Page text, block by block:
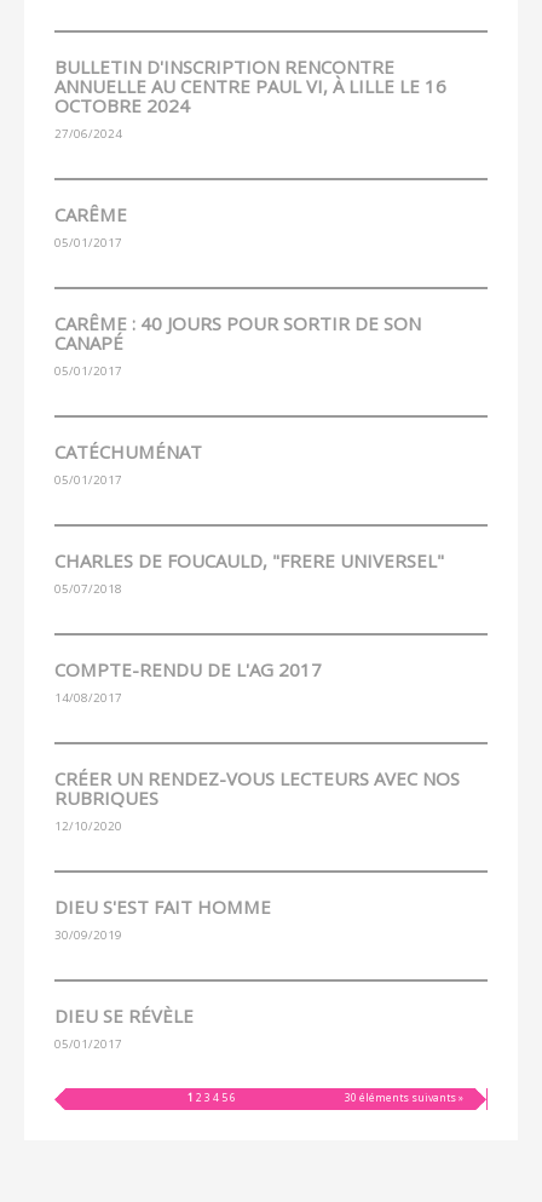
BULLETIN D'INSCRIPTION RENCONTRE
ANNUELLE AU CENTRE PAUL VI, À LILLE LE 16
OCTOBRE 2024
27/06/2024
CARÊME
05/01/2017
CARÊME : 40 JOURS POUR SORTIR DE SON
CANAPÉ
05/01/2017
CATÉCHUMÉNAT
05/01/2017
CHARLES DE FOUCAULD, "FRERE UNIVERSEL"
05/07/2018
COMPTE-RENDU DE L'AG 2017
14/08/2017
CRÉER UN RENDEZ-VOUS LECTEURS AVEC NOS
RUBRIQUES
12/10/2020
DIEU S'EST FAIT HOMME
30/09/2019
DIEU SE RÉVÈLE
05/01/2017
30 éléments suivants »
1 2 3 4 56